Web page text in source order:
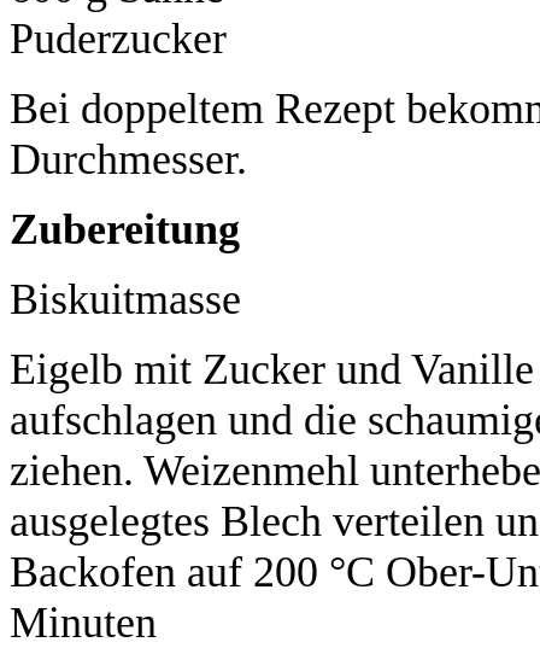
Puderzucker
Bei doppeltem Rezept
Durchmesser.
Zubereitung
Biskuitmasse
Eigelb mit Zucker und
aufschlagen und die
ziehen. Weizenmehl
ausgelegtes Blech verteilen
Backofen auf 200 °C Ober-
Minuten